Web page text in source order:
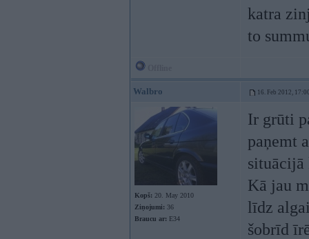
katra
to
Walbro 16. Feb 2012,
Kopš: 20. May 2010
Ziņojumi: 36
Braucu ar: E34
Ir grūti
paņemt
situācijā
Kā jau
līdz
šobrīd